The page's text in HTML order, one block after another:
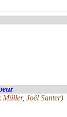
Müller, Joël Santer)